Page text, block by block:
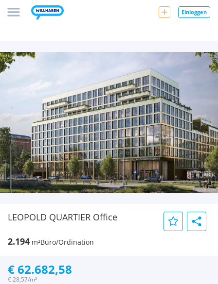
Einloggen
LEOPOLD QUARTIER Office
2.194 m²Büro/Ordination
€ 62.682,58
€ 28,57/m²